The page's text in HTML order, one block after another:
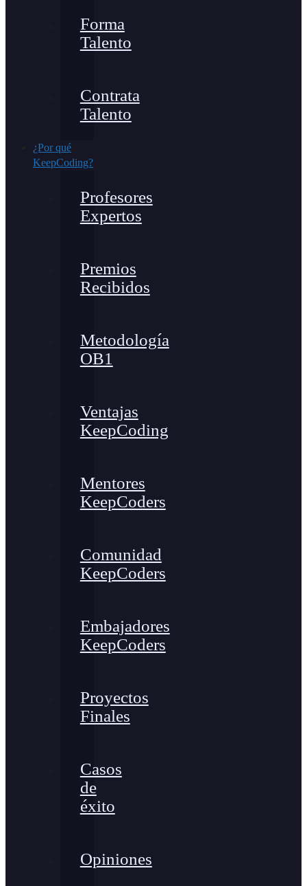
Forma
Talento
Contrata
Talento
¿Por qué
KeepCoding?
Profesores
Expertos
Premios
Recibidos
Metodología
OB1
Ventajas
KeepCoding
Mentores
KeepCoders
Comunidad
KeepCoders
Embajadores
KeepCoders
Proyectos
Finales
Casos
de
éxito
Opiniones